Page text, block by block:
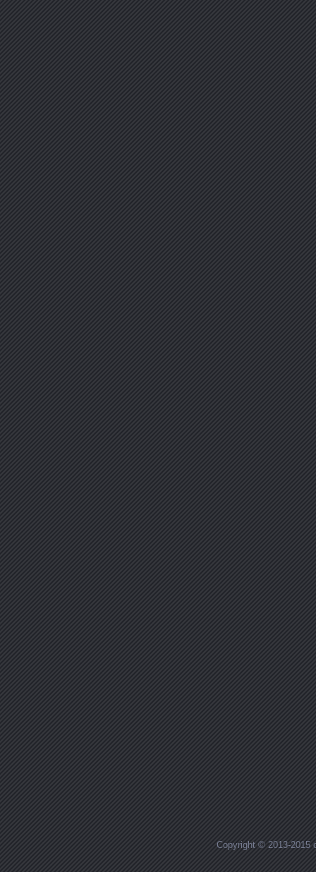
Copyright © 2013-2015